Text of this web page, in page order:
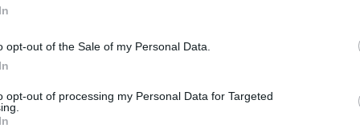
opt-out of the Sale of my Personal Data.
opt-out of processing my Personal Data for Targeted
από εκείνη την σκηνή, στα 88 του χρόνια
Μπελμοντό έφυγε σήμερα από την ζωή
του ουσιαστικά το φιλαράκι του Αλεν